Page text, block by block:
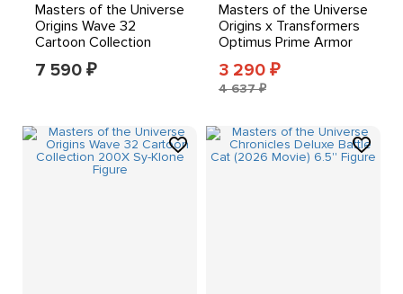
Masters of the Universe
Origins Wave 32
Cartoon Collection
200X Trap Jaw Figure
7 590 ₽
Masters of the Universe
Origins x Transformers
Optimus Prime Armor
He-Man Action
3 290 ₽
4 637 ₽